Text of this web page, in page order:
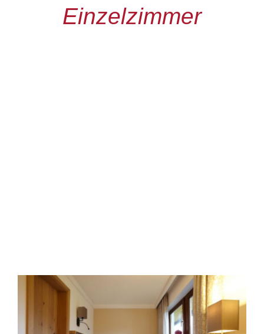
Einzelzimmer